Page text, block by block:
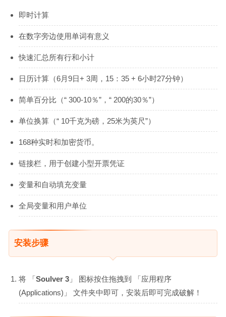
即时计算
在数字旁边使用单词有意义
快速汇总所有行和小计
日历计算（6月9日+ 3周，15：35 + 6小时27分钟）
简单百分比（“ 300-10％”，“ 200的30％”）
单位换算（“ 10千克为磅，25米为英尺”）
168种实时和加密货币。
链接栏，用于创建小型开票凭证
变量和自动填充变量
全局变量和用户单位
安装步骤
将 「Soulver 3 」 图标按住拖拽到 「应用程序
(Applications)」 文件夹中即可，安装后即可完成破解！